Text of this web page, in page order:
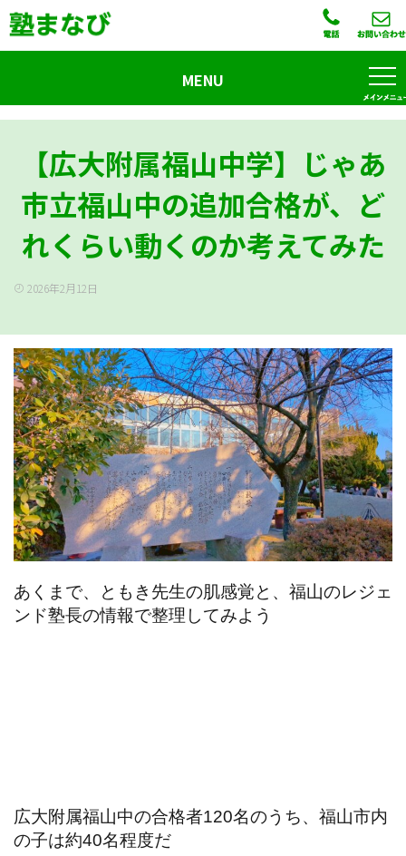
【広大附属福山中学】じゃあ
市立福山中の追加合格が、ど
れくらい動くのか考えてみた
2026年2月12日
あくまで、ともき先生の肌感覚と、福山のレジェ
ンド塾長の情報で整理してみよう
広大附属福山中の合格者120名のうち、福山市内
の子は約40名程度だ
MENU